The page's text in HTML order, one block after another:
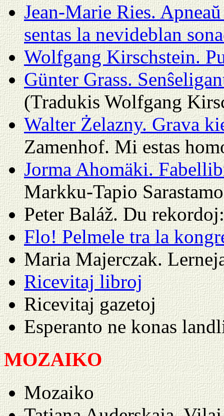
Jean-Marie Ries.
sentas la nevideblan
Wolfgang Kirschstein.
Günter Grass.
(Tradukis Wolfgang
Walter Żelazny. Grava
Zamenhof. Mi estas
Jorma Ahomäki.
Markku-Tapio
Peter Baláž. Du
Flo! Pelmele tra la
Maria Majerczak.
Ricevitaj libroj
Ricevitaj gazetoj
Esperanto ne konas
MOZAIKO
Mozaiko